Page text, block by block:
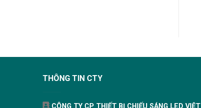
THÔNG TIN CTY
CÔNG TY CP THIẾT BỊ CHIẾU SÁNG LED VIỆT